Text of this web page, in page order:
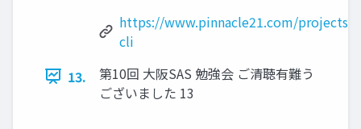
https://www.pinnacle21.com/projects/
cli
13.
第10回 大阪SAS 勉強会 ご清聴有難う
ございました 13